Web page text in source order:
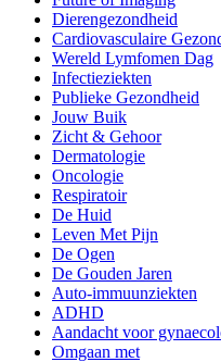
Dierengezondheid
Cardiovasculaire
Wereld Lymfomen Dag
Infectieziekten
Publieke Gezondheid
Jouw Buik
Zicht & Gehoor
Dermatologie
Oncologie
Respiratoir
De Huid
Leven Met Pijn
De Ogen
De Gouden Jaren
Auto-immuunziekten
ADHD
Aandacht voor
Omgaan met